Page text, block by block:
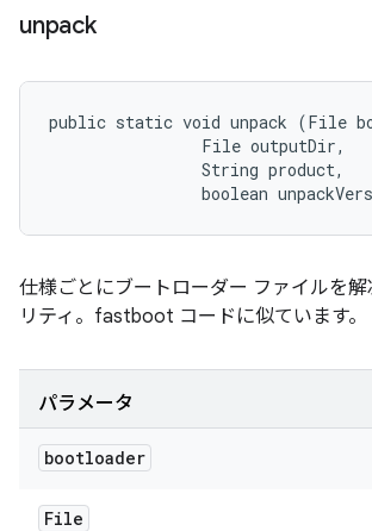
unpack
public static void unpack (File
                File outputDir,
                String product,
boolean
仕様ごとにブートローダー ファイルを解
リティ。fastboot コードに似ています。
パラメータ
bootloader
File